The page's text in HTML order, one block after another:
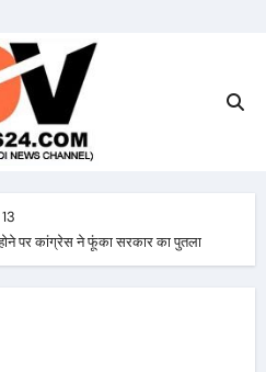
13
होने पर कांग्रेस ने फूंका सरकार का पुतला